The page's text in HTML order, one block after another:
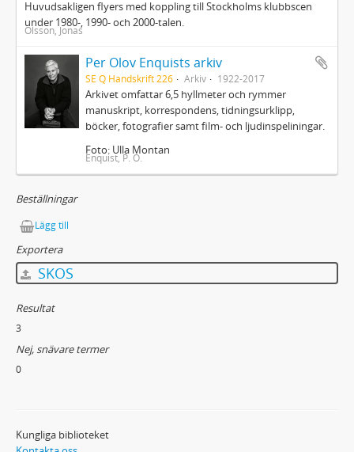
Huvudsakligen flyers med koppling till Stockholms klubbscen
under 1980-, 1990- och 2000-talen.
Olsson, Jonas
Per Olov Enquists arkiv
SE Q Handskrift 226 Arkiv 1922-2017
Arkivet omfattar 6,5 hyllmeter och rymmer
manuskript, korrespondens, tidningsurklipp,
böcker, fotografier samt film- och ljudinspeliningar.
Foto: Ulla Montan
Enquist, P. O.
Beställningar
Lägg till
Exportera
SKOS
Resultat
3
Nej, snävare termer
0
Kungliga biblioteket